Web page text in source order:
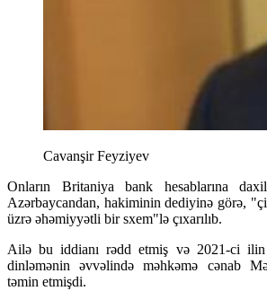
Cavanşir Feyziyev
Onların Britaniya bank hesablarına
Azərbaycandan, hakiminin dediyinə görə,
üzrə əhəmiyyətli bir sxem"lə çıxarılıb.
Ailə bu iddianı rədd etmiş və 2021-ci ilin
dinləmənin əvvəlində məhkəmə cənab
təmin etmişdi.